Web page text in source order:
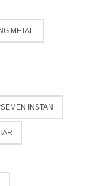
METAL
SEMEN INSTAN